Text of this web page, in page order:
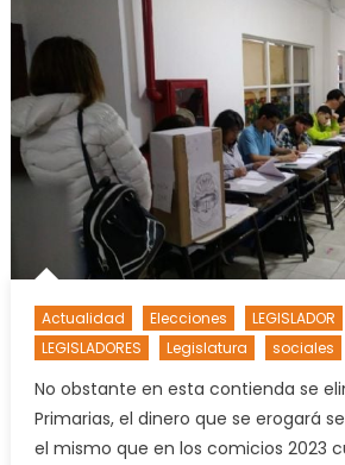
Actualidad Elecciones LEGISLADOR
LEGISLADORES
Legislatura sociales
No obstante en esta contienda se
Primarias, el dinero que se erogará
el mismo que en los comicios 2023